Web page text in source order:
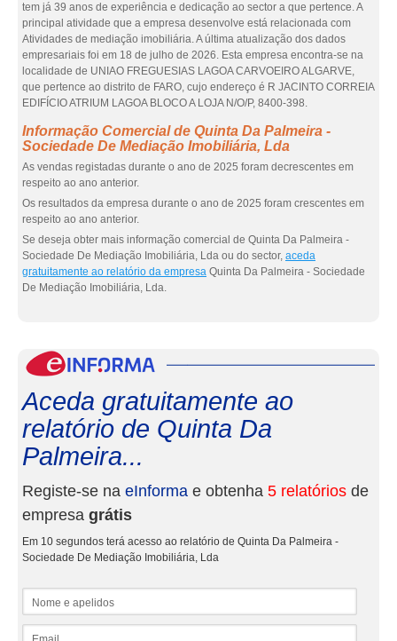
tem já 39 anos de experiência e dedicação ao sector a que pertence. A
principal atividade que a empresa desenvolve está relacionada com
Atividades de mediação imobiliária. A última atualização dos dados
empresariais foi em 18 de julho de 2026. Esta empresa encontra-se na
localidade de UNIAO FREGUESIAS LAGOA CARVOEIRO ALGARVE,
que pertence ao distrito de FARO, cujo endereço é R JACINTO CORREIA
EDIFÍCIO ATRIUM LAGOA BLOCO A LOJA N/O/P, 8400-398.
Informação Comercial de Quinta Da Palmeira -
Sociedade De Mediação Imobiliária, Lda
As vendas registadas durante o ano de 2025 foram decrescentes em
respeito ao ano anterior.
Os resultados da empresa durante o ano de 2025 foram crescentes em
respeito ao ano anterior.
Se deseja obter mais informação comercial de Quinta Da Palmeira -
Sociedade De Mediação Imobiliária, Lda ou do sector, aceda
gratuitamente ao relatório da empresa Quinta Da Palmeira - Sociedade
De Mediação Imobiliária, Lda.
Aceda gratuitamente ao
relatório de Quinta Da
Palmeira...
Registe-se na eInforma e obtenha 5 relatórios de
empresa grátis
Em 10 segundos terá acesso ao relatório de Quinta Da Palmeira -
Sociedade De Mediação Imobiliária, Lda